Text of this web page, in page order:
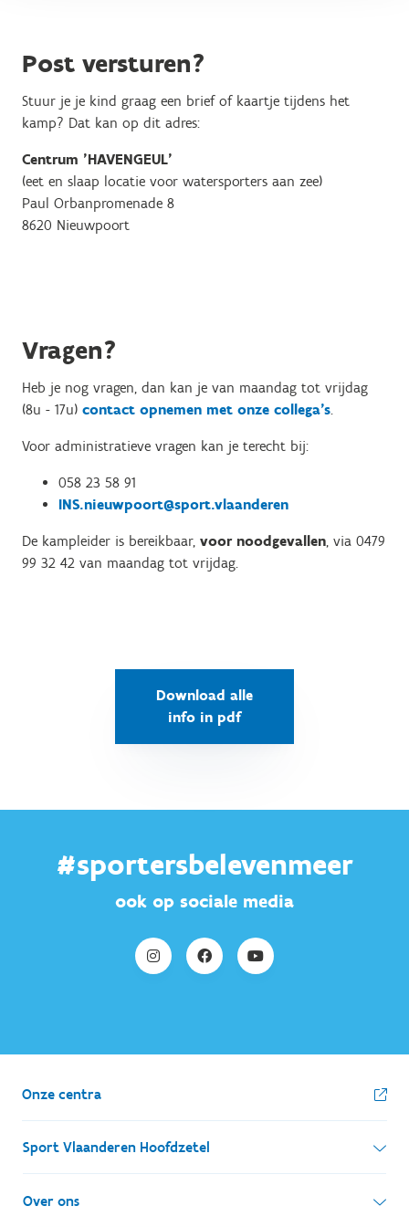
Post versturen?
Stuur je je kind graag een brief of kaartje tijdens het
kamp? Dat kan op dit adres:
Centrum 'HAVENGEUL'
(eet en slaap locatie voor watersporters aan zee)
Paul Orbanpromenade 8
8620 Nieuwpoort
Vragen?
Heb je nog vragen, dan kan je van maandag tot vrijdag
(8u - 17u) contact opnemen met onze collega's.
Voor administratieve vragen kan je terecht bij:
058 23 58 91
INS.nieuwpoort@sport.vlaanderen
De kampleider is bereikbaar, voor noodgevallen, via 0479
99 32 42 van maandag tot vrijdag.
Download alle
info in pdf
#sportersbelevenmeer
ook op sociale media
Onze centra
Sport Vlaanderen Hoofdzetel
Simon Bolivarlaan 17
Over ons